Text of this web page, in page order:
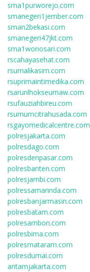
sma1purworejo.com
smanegeri1jember.com
sman2bekasi.com
smanegeri47jkt.com
sma1wonosari.com
rscahayasehat.com
rsumalikasim.com
rsuprimaintimedika.com
rsarunlhokseumaw.com
rsufauziahbireu.com
rsumumcitrahusada.com
rsgayomedicalcentre.com
polresjakarta.com
polresdago.com
polresdenpasar.com
polresbanten.com
polresjambi.com
polressamarinda.com
polresbanjarmasin.com
polresbatam.com
polresambon.com
polresbima.com
polresmataram.com
polresdumai.com
antamjakarta.com